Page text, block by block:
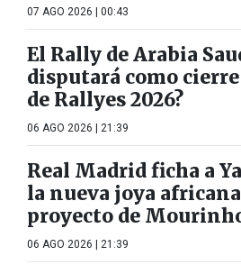
07 AGO 2026 | 00:43
El Rally de Arabia
disputará como
de Rallyes 2026?
06 AGO 2026 | 21:39
Real Madrid ficha a
la nueva joya
proyecto de
06 AGO 2026 | 21:39